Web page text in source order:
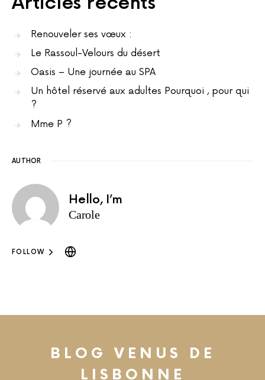
Renouveler ses vœux :
Le Rassoul-Velours du désert
Oasis – Une journée au SPA
Un hôtel réservé aux adultes Pourquoi , pour qui
?
Mme P ?
AUTHOR
Hello, I’m
Carole
FOLLOW
BLOG VENUS DE
LISBONNE